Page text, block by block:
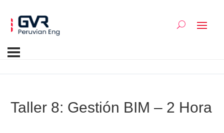
Taller 8: Gestión BIM – 2 Hora